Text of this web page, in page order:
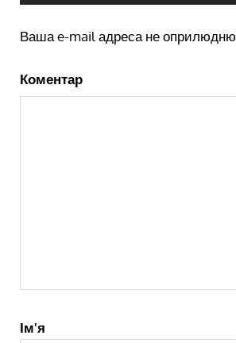
Ваша e-mail адреса не
Коментар
Ім'я